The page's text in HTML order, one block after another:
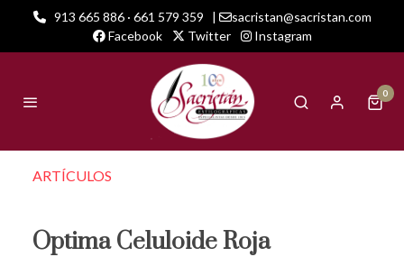
913 665 886 · 661 579 359 |
sacristan@sacristan.com
Facebook
Twitter Instagram
0
ARTÍCULOS
Optima Celuloide Roja